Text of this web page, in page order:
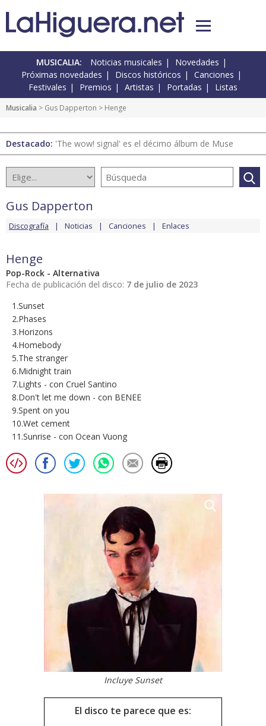
MUSICALIA: Noticias musicales
Novedades
Próximas novedades
Discos históricos
Canciones
Festivales
Premios Artistas Portadas Listas
Musicalia > Gus Dapperton > Henge
Destacado: 'The wow! signal' es el décimo álbum de Muse
Gus Dapperton
Discografía Noticias Canciones Enlaces
Henge
Pop-Rock - Alternativa
Fecha de publicación del disco: 7 de julio de 2023
1.Sunset
2.Phases
3.Horizons
4.Homebody
5.The stranger
6.Midnight train
7.Lights - con Cruel Santino
8.Don't let me down - con BENEE
9.Spent on you
10.Wet cement
11.Sunrise - con Ocean Vuong
Incluye Sunset
El disco te parece que es: